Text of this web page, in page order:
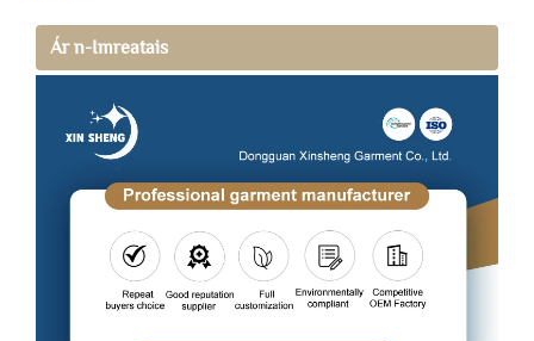
Ár n-Imreatais